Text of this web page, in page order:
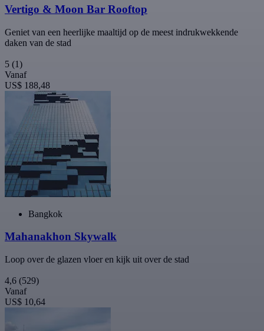
Vertigo & Moon Bar Rooftop
Geniet van een heerlijke maaltijd op de meest indrukwekkende
daken van de stad
5 (1)
Vanaf
US$ 188,48
Bangkok
Mahanakhon Skywalk
Loop over de glazen vloer en kijk uit over de stad
4,6 (529)
Vanaf
US$ 10,64